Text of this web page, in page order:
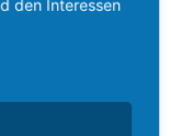
den Interessen